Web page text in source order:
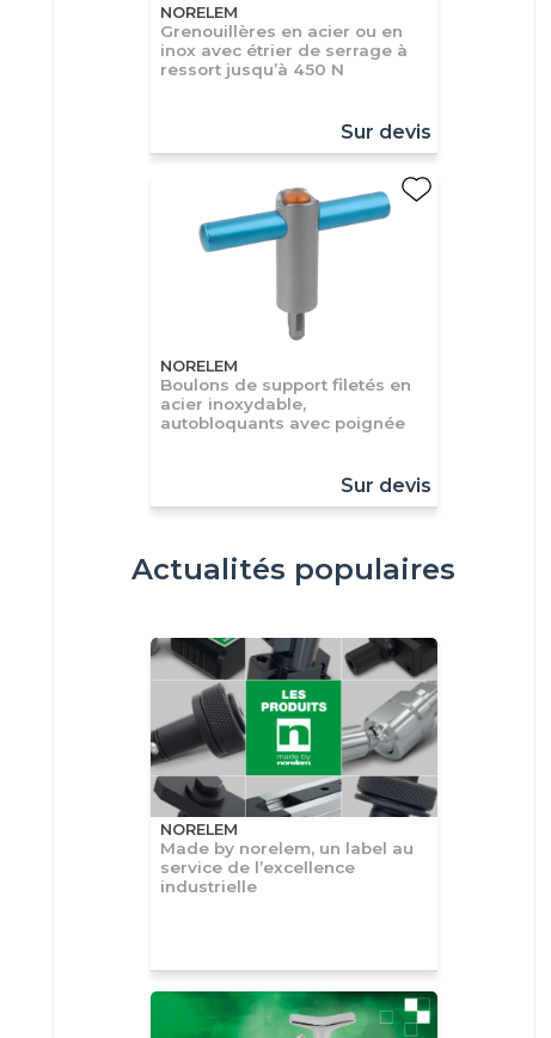
NORELEM
Grenouillères en acier ou en
inox avec étrier de serrage à
ressort jusqu’à 450 N
Sur devis
NORELEM
Boulons de support filetés en
acier inoxydable,
autobloquants avec poignée
Sur devis
Actualités populaires
NORELEM
Made by norelem, un label au
service de l’excellence
industrielle